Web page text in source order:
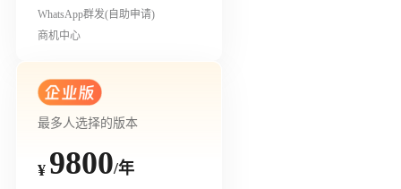
WhatsApp群发(自助申请)
商机中心
最多人选择的版本
¥ 9800/年